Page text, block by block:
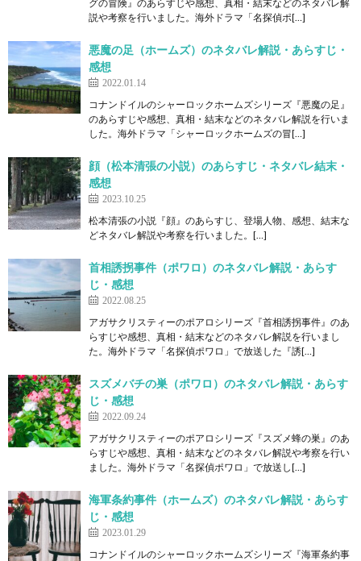
グの冒険』のあらすじや感想、真相・結末などのネタバレ解
説や考察を行いました。海外ドラマ「名探偵ポ[…]
悪魔の足（ホームズ）のネタバレ解説・あらすじ・
感想
2022.01.14
コナンドイルのシャーロックホームズシリーズ『悪魔の足』
のあらすじや感想、真相・結末などのネタバレ解説を行いま
した。海外ドラマ「シャーロックホームズの冒[…]
顔（松本清張の小説）のあらすじ・ネタバレ結末・
感想
2023.10.25
松本清張の小説『顔』のあらすじ、登場人物、感想、結末な
どネタバレ解説や考察を行いました。[…]
首相誘拐事件（ポワロ）のネタバレ解説・あらす
じ・感想
2022.08.25
アガサクリスティーのポアロシリーズ『首相誘拐事件』のあ
らすじや感想、真相・結末などのネタバレ解説を行いまし
た。海外ドラマ「名探偵ポワロ」で放送した『誘[…]
スズメバチの巣（ポワロ）のネタバレ解説・あらす
じ・感想
2022.09.24
アガサクリスティーのポアロシリーズ『スズメ蜂の巣』のあ
らすじや感想、真相・結末などのネタバレ解説や考察を行い
ました。海外ドラマ「名探偵ポワロ」で放送し[…]
海軍条約事件（ホームズ）のネタバレ解説・あらす
じ・感想
2023.01.29
コナンドイルのシャーロックホームズシリーズ『海軍条約事